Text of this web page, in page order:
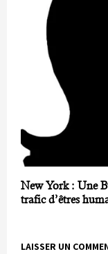
New York : Une
trafic d’êtres
LAISSER UN